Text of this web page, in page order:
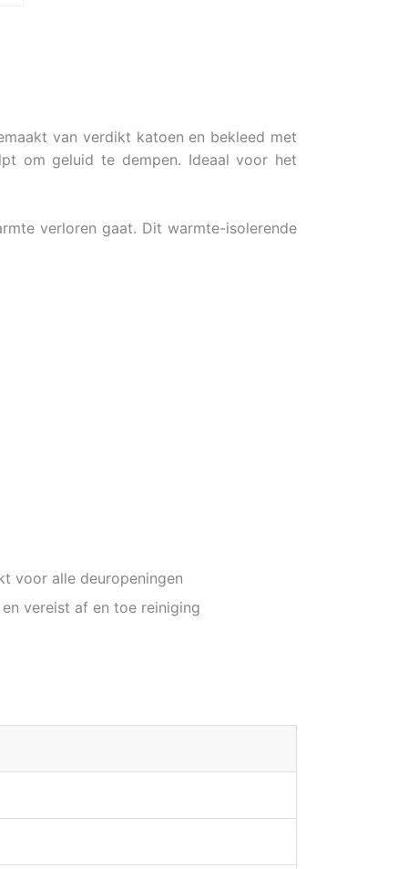
van verdikt katoen en bekleed met
om geluid te dempen. Ideaal voor het
verloren gaat. Dit warmte-isolerende
voor alle deuropeningen
vereist af en toe reiniging